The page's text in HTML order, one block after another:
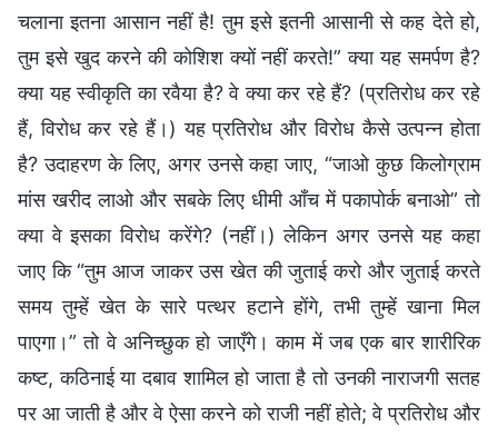
चलाना इतना आसान नहीं है! तुम इसे इतनी आसानी से कह देते हो,
तुम इसे खुद करने की कोशिश क्यों नहीं करते!” क्या यह समर्पण है?
क्या यह स्वीकृति का रवैया है? वे क्या कर रहे हैं? (प्रतिरोध कर रहे
हैं, विरोध कर रहे हैं।) यह प्रतिरोध और विरोध कैसे उत्पन्न होता
है? उदाहरण के लिए, अगर उनसे कहा जाए, “जाओ कुछ किलोग्राम
मांस खरीद लाओ और सबके लिए धीमी आँच में पकापोर्क बनाओ” तो
क्या वे इसका विरोध करेंगे? (नहीं।) लेकिन अगर उनसे यह कहा
जाए कि “तुम आज जाकर उस खेत की जुताई करो और जुताई करते
समय तुम्हें खेत के सारे पत्थर हटाने होंगे, तभी तुम्हें खाना मिल
पाएगा।” तो वे अनिच्छुक हो जाएँगे। काम में जब एक बार शारीरिक
कष्ट, कठिनाई या दबाव शामिल हो जाता है तो उनकी नाराजगी सतह
पर आ जाती है और वे ऐसा करने को राजी नहीं होते; वे प्रतिरोध और